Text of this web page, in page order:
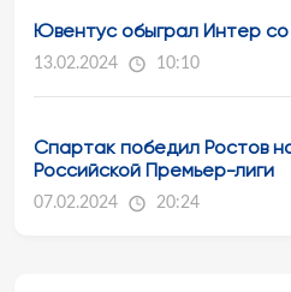
Ювентус обыграл Интер со
13.02.2024 10:10
Спартак победил Ростов
Российской Премьер-лиги
07.02.2024 20:24